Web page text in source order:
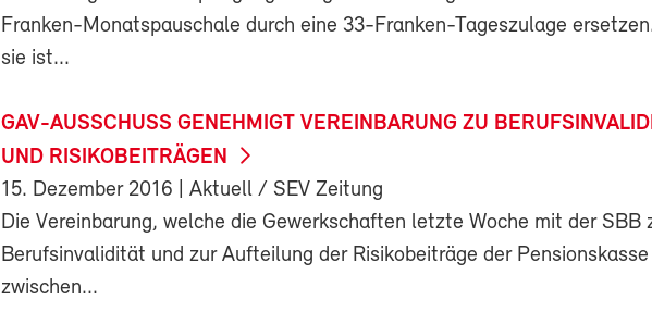
Franken-Monatspauschale durch eine 33-Franken-Tageszulage
sie ist...
GAV-AUSSCHUSS GENEHMIGT VEREINBARUNG ZU
UND RISIKOBEITRÄGEN
15. Dezember 2016 | Aktuell / SEV Zeitung
Die Vereinbarung, welche die Gewerkschaften letzte Woche mit der SBB
Berufsinvalidität und zur Aufteilung der Risikobeiträge der Pensionskasse
zwischen...